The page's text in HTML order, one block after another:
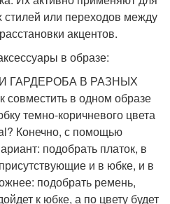
или переходов между
акцентов.
в образе:
ГАРДЕРОБА В РАЗНЫХ
в одном образе
темно-коричневого цвета
Конечно, с помощью
подобрать платок, в
и в юбке, и в
подобрать ремень,
к юбке, а по цвету будет